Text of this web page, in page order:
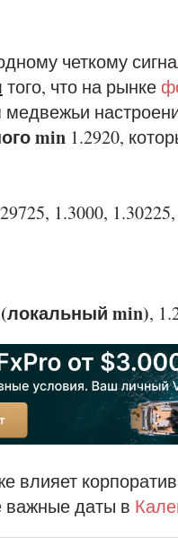
четкому
того, что на рынке
медвежьи
min 1.2920,
1.3000,
min),
влияет
важные даты в